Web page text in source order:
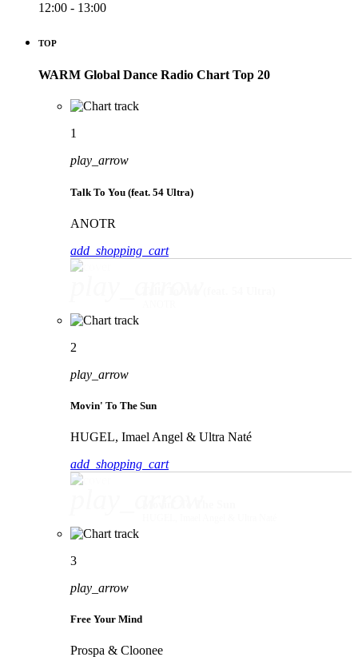
12:00 - 13:00
TOP
WARM Global Dance Radio Chart Top 20
1
play_arrow
Talk To You (feat. 54 Ultra)
ANOTR
add_shopping_cart
2
play_arrow
Movin' To The Sun
HUGEL, Imael Angel & Ultra Naté
add_shopping_cart
3
play_arrow
Free Your Mind
Prospa & Cloonee